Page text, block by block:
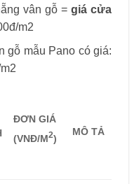
vân gỗ = giá cửa
m2
gỗ mẫu Pano có giá:
ĐƠN GIÁ
(VNĐ/M2)
MÔ TẢ